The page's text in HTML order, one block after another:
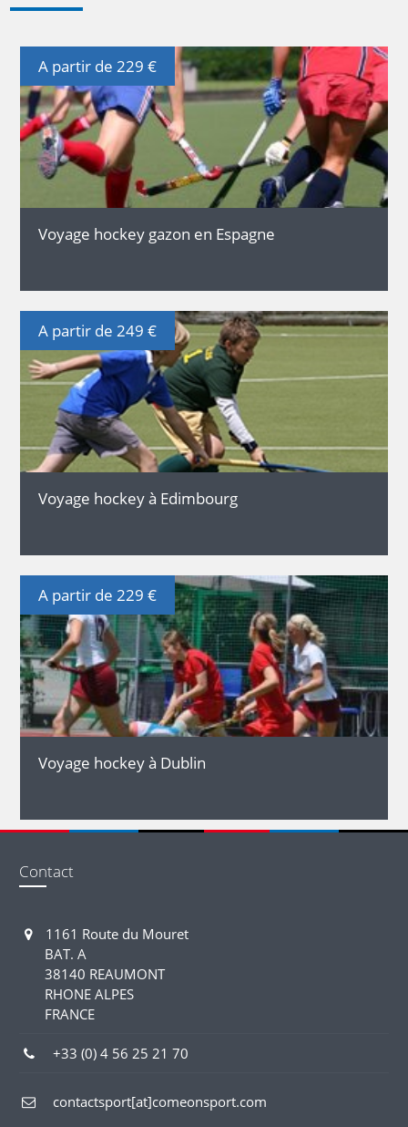
A partir de 229 €
DÉTAILS
Voyage hockey gazon en Espagne
A partir de 249 €
DÉTAILS
Voyage hockey à Edimbourg
A partir de 229 €
DÉTAILS
Voyage hockey à Dublin
Contact
1161 Route du Mouret
BAT. A
38140 REAUMONT
RHONE ALPES
FRANCE
+33 (0) 4 56 25 21 70
contactsport[at]comeonsport.com